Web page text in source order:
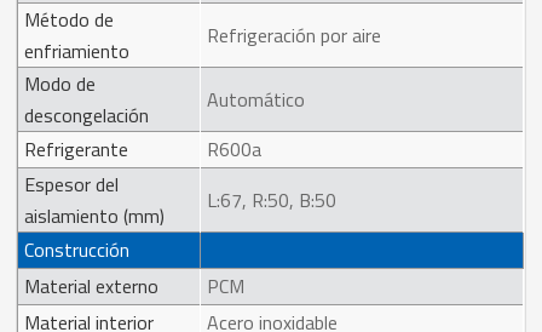
Método de
enfriamiento
Refrigeración por aire
Modo de
descongelación
Automático
Refrigerante
R600a
Espesor del
aislamiento (mm)
L:67, R:50, B:50
Construcción
Material externo
PCM
Material interior
Acero inoxidable